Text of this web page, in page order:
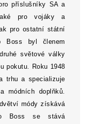
příslušníky SAa
pro vojáky a
pro ostatní státní
Boss byl členem
světové války
pokutu. Roku 1948
trhu a specializuje
módních doplňků.
módy získává
Boss se stává